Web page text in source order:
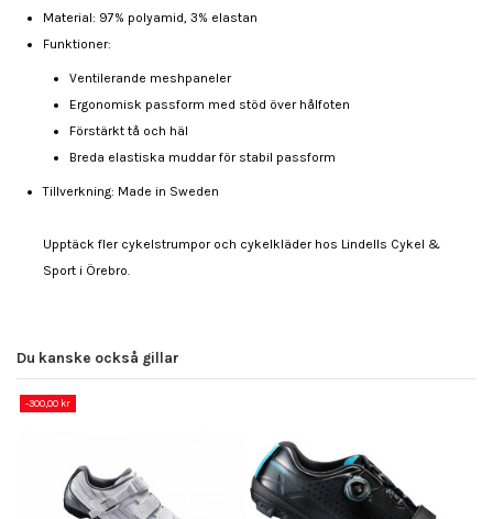
Material: 97% polyamid, 3% elastan
Funktioner:
Ventilerande meshpaneler
Ergonomisk passform med stöd över hålfoten
Förstärkt tå och häl
Breda elastiska muddar för stabil passform
Tillverkning: Made in Sweden
Upptäck fler cykelstrumpor och cykelkläder hos Lindells Cykel &
Sport i Örebro.
Du kanske också gillar
-300,00 kr